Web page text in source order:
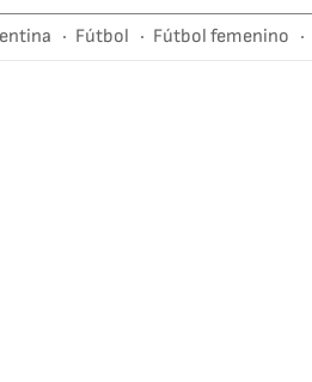
Fútbol Fútbol femenino